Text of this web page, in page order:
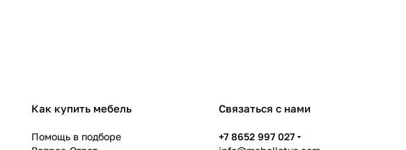
Как купить мебель
Помощь в подборе
Связаться с нами
+7 8652 997 027